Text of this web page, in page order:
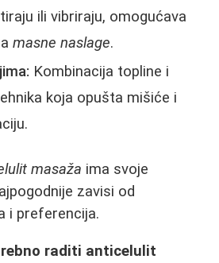
ili vibriraju, omogućava
masne naslage.
Kombinacija topline i
koja opušta mišiće i
masaža ima svoje
zavisi od
i preferencija.
raditi anticelulit